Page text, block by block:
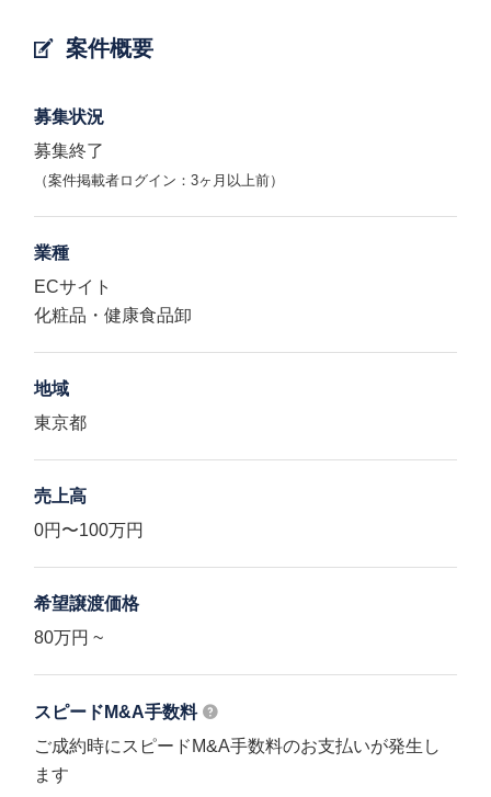
案件概要
募集状況
募集終了
（案件掲載者ログイン：3ヶ月以上前）
業種
ECサイト
化粧品・健康食品卸
地域
東京都
売上高
0円〜100万円
希望譲渡価格
80万円 ~
スピードM&A手数料
ご成約時にスピードM&A手数料のお支払いが発生し
ます